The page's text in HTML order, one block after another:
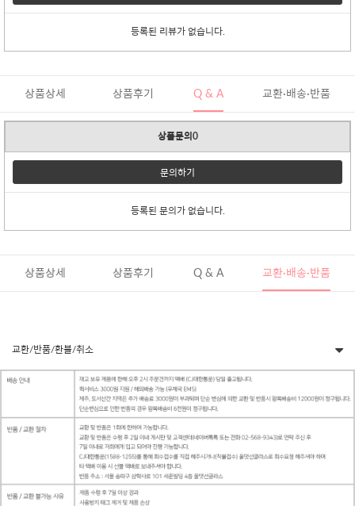
등록된 리뷰가 없습니다.
상품상세 상품후기 Q & A 교환·배송·반품
상품문의0
문의하기
등록된 문의가 없습니다.
상품상세 상품후기 Q & A 교환·배송·반품
교환/반품/환불/취소